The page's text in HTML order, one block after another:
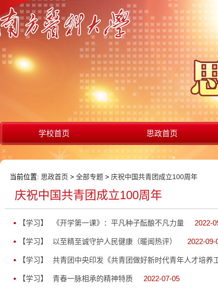
学校首页 思政首页
当前位置: 思政首页 > 全部专题 > 庆祝中国共青团成立100周年
庆祝中国共青团成立100周年
【学习】 《开学第一课》：平凡种子酝酿不凡力量 2022-
【学习】 以至精至诚守护人民健康（暖闻热评） 2022-09-
【学习】 共青团中央印发《共青团做好新时代青年人才培养
【学习】 青春一脉相承的精神特质 2022-07-05